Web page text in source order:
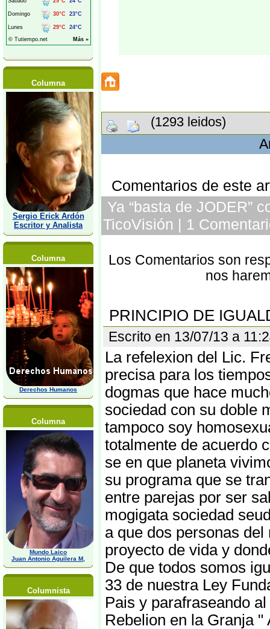
Columna
Sergio Erick Ardón
Escritor y Analista
Columna
Derechos Humanos
Columna
Mundo Laico
Juan Antonio Aguilera M,
Columnista
(1293 leidos)
Comentarios de este
Ya “basta de JODER”
TicoVisión | 1
Los Comentarios son
nos
PRINCIPIO DE
Escrito en 13/07/13 a
La refelexion del Lic.
precisa para los
dogmas que hace
sociedad con su doble
tampoco soy
totalmente de acuerdo
se en que planeta
su programa que se
entre parejas por ser
mogigata sociedad
a que dos personas
proyecto de vida y
De que todos somos
33 de nuestra Ley
Pais y parafraseando
Rebelion en la Granja